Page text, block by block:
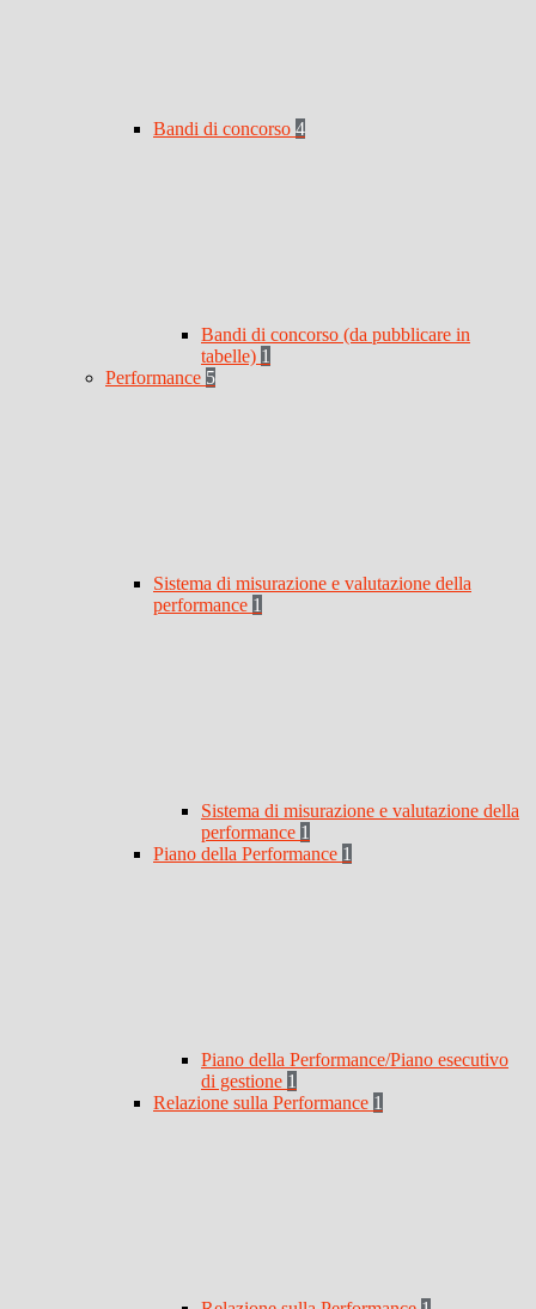
Bandi di concorso 4
Bandi di concorso (da pubblicare in
tabelle) 1
Performance 5
Sistema di misurazione e valutazione della
performance 1
Sistema di misurazione e valutazione della
performance 1
Piano della Performance 1
Piano della Performance/Piano esecutivo
di gestione 1
Relazione sulla Performance 1